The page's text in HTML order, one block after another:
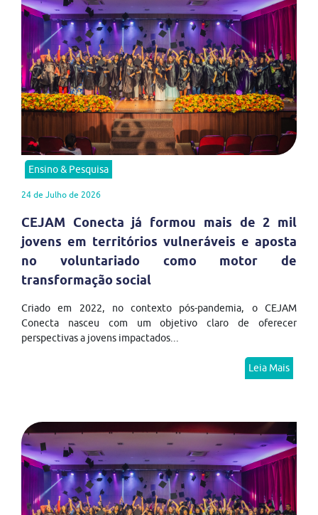
Ensino & Pesquisa
24 de Julho de 2026
CEJAM Conecta já formou mais de 2 mil
jovens em territórios vulneráveis e aposta
no voluntariado como motor de
transformação social
Criado em 2022, no contexto pós-pandemia, o CEJAM
Conecta nasceu com um objetivo claro de oferecer
perspectivas a jovens impactados...
Leia Mais